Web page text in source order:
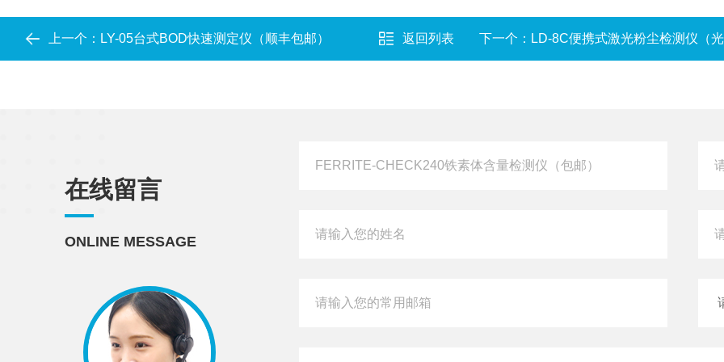
上一个： LY-05台式BOD快速测定仪（顺丰包邮） 返回列表 下一个： LD-8C便携式激光粉尘检测仪（光散
在线留言
ONLINE MESSAGE